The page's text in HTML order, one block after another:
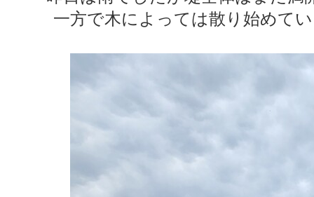
一方で木によっては散り始めて